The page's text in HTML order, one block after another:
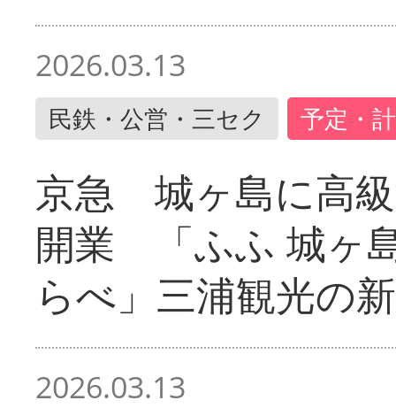
2026.03.13
民鉄・公営・三セク 予定・
京急 城ヶ島に高
開業 「ふふ 城ヶ
らべ」三浦観光の
2026.03.13